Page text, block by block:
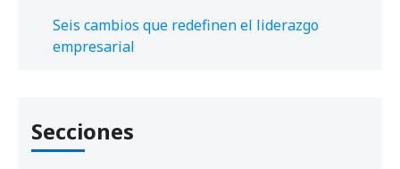
Seis cambios que redefinen el liderazgo
empresarial
Secciones